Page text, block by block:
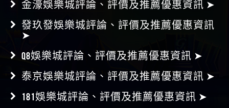
金濠娛樂城評論、評價及推薦優惠資訊 ➤
發玖發娛樂城評論、評價及推薦優惠資訊
➤
Q8娛樂城評論、評價及推薦優惠資訊 ➤
泰京娛樂城評論、評價及推薦優惠資訊 ➤
181娛樂城評論、評價及推薦優惠資訊 ➤